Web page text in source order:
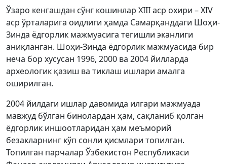
Ўзаро кенгашдан сўнг кошинлар ХIII аср охири – ХIV
аср ўрталарига оидлиги ҳамда Самарқанддаги Шоҳи-
Зинда ёдгорлик мажмуасига тегишли эканлиги
аниқланган. Шоҳи-Зинда ёдгорлик мажмуасида бир
неча бор хусусан 1996, 2000 ва 2004 йилларда
археологик қазиш ва тиклаш ишлари амалга
оширилган.
2004 йилдаги ишлар давомида илгари мажмуада
мавжуд бўлган бинолардан ҳам, сақланиб қолган
ёдгорлик иншоотларидан ҳам меъморий
безакларнинг кўп сонли қисмлари топилган.
Топилган парчалар Ўзбекистон Республикаси